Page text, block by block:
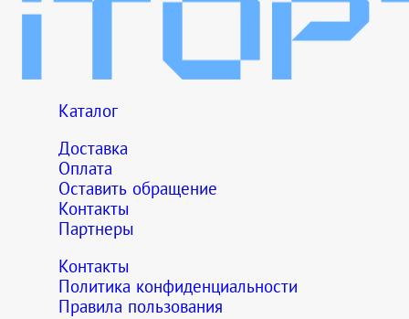
Каталог
Доставка
Оплата
Оставить обращение
Контакты
Партнеры
Контакты
Политика конфиденциальности
Правила пользования